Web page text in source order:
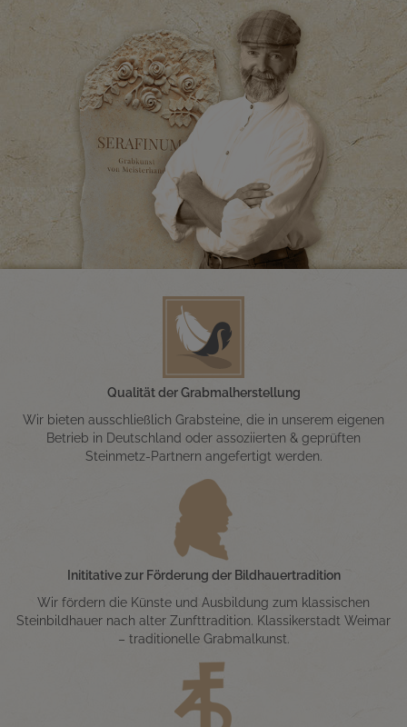
Qualität der Grabmalherstellung
Wir bieten ausschließlich Grabsteine, die in unserem eigenen
Betrieb in Deutschland oder assoziierten & geprüften
Steinmetz-Partnern angefertigt werden.
Inititative zur Förderung der Bildhauertradition
Wir fördern die Künste und Ausbildung zum klassischen
Steinbildhauer nach alter Zunfttradition. Klassikerstadt Weimar
– traditionelle Grabmalkunst.